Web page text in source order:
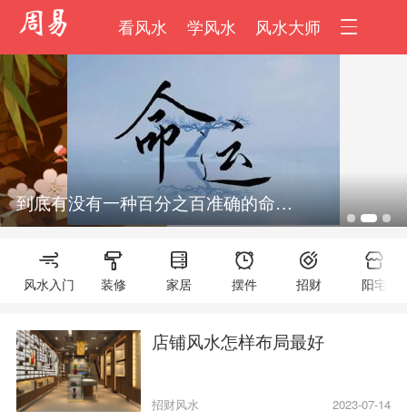
看风水 学风水 风水大师
风水协会
风水宝地 八字知识
到底有没有一种百分之百准确的命学理论？
风水入门 装修 家居 摆件 招财 阳宅
店铺风水怎样布局最好
招财风水 2023-07-14